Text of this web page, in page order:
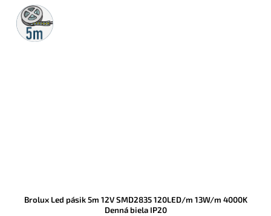
5m
rolka
Brolux Led pásik 5m 12V SMD2835 120LED/m 13W/m 4000K
Denná biela IP20